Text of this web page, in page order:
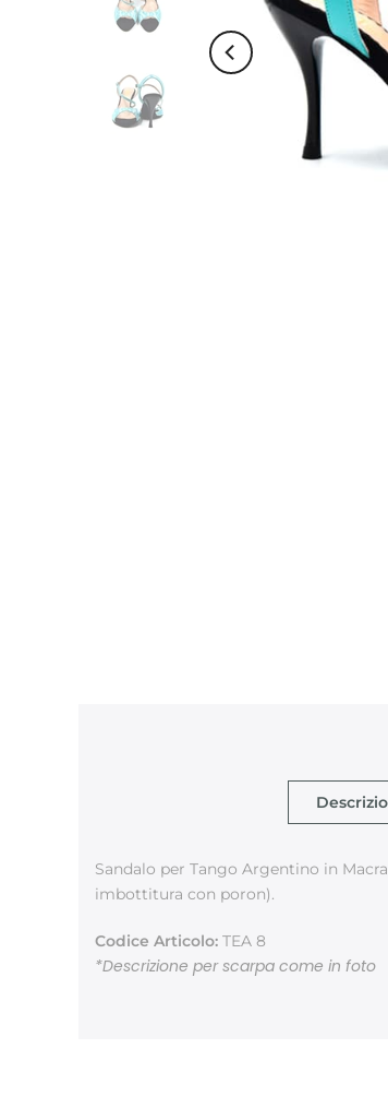
Sandalo per Tango Argentino in
imbottitura con poron).
Codice Articolo: TEA 8
*Descrizione per scarpa come in foto